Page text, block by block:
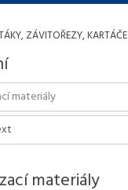
ZÁVITOŘEZY, KARTÁČE
materiály